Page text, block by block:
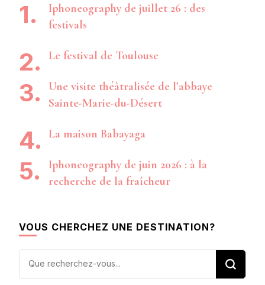
Iphoneography de juillet 26 : des
festivals
Le festival de Toulouse
Une visite théâtralisée de l’abbaye
Sainte-Marie-du-Désert
La maison Babayaga
Iphoneography de juin 2026 : à la
recherche de la fraîcheur
VOUS CHERCHEZ UNE DESTINATION?
Vous